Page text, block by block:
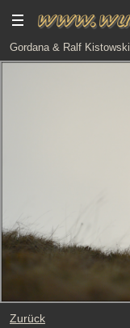
Gordana & Ralf Kistowski
Zurück